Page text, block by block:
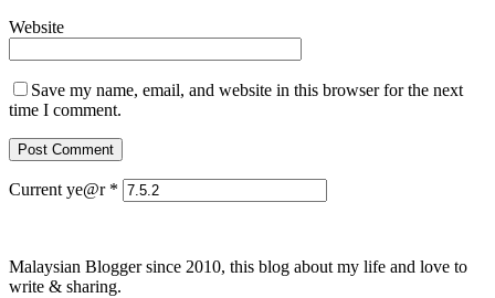
Website
Save my name, email, and website in this browser for the next
time I comment.
Current ye@r *
Malaysian Blogger since 2010, this blog about my life and love to
write & sharing.